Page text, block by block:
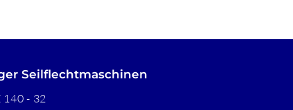
Seilflechtmaschinen
140 - 32